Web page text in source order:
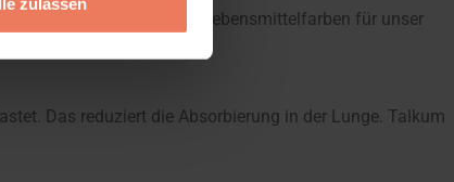
verwenden wir nur Lebensmittelfarben für unser
Das reduziert die Absorbierung in der Lunge. Talkum